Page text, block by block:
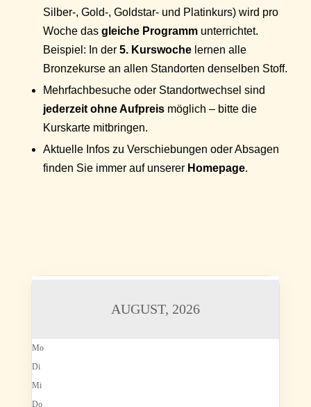
Silber-, Gold-, Goldstar- und Platinkurs) wird pro
Woche das gleiche Programm unterrichtet.
Beispiel: In der 5. Kurswoche lernen alle
Bronzekurse an allen Standorten denselben Stoff.
Mehrfachbesuche oder Standortwechsel sind
jederzeit ohne Aufpreis möglich – bitte die
Kurskarte mitbringen.
Aktuelle Infos zu Verschiebungen oder Absagen
finden Sie immer auf unserer Homepage.
AUGUST, 2026
Mo
Di
Mi
Do